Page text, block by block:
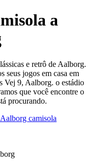
a
e retrô de Aalborg.
seus jogos em casa em
Vej 9, Aalborg. o estádio
que você encontre o
procurando.
camisola